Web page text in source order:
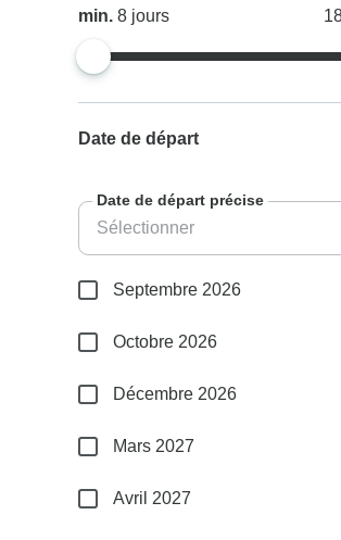
min.8 jours
Date de départ
Date de départ précise
Septembre 2026
Octobre 2026
Décembre 2026
Mars 2027
Avril 2027